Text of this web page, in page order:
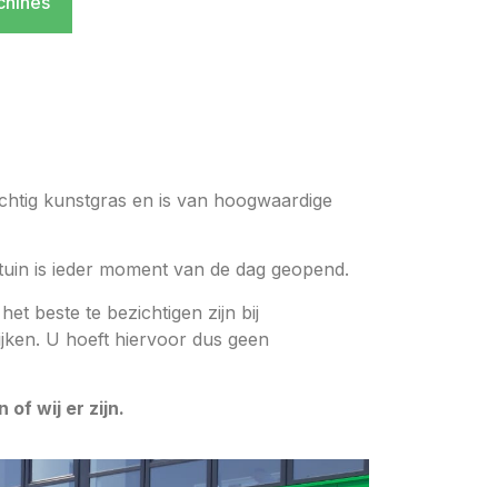
kunstgras en is van hoogwaardige
is ieder moment van de dag geopend.
beste te bezichtigen zijn bij
U hoeft hiervoor dus geen
of wij er zijn.